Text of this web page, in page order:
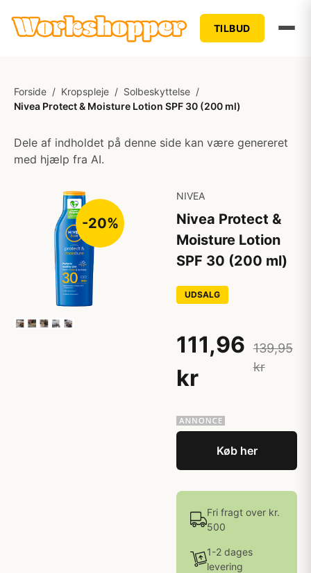
TILBUD
Forside / Kropspleje / Solbeskyttelse /
Nivea Protect & Moisture Lotion SPF 30 (200 ml)
Dele af indholdet på denne side kan være genereret
med hjælp fra AI.
-20%
NIVEA
Nivea Protect &
Moisture Lotion
SPF 30 (200 ml)
UDSALG
111,96
kr
139,95
kr
Køb her
Fri fragt over kr.
500
1-2 dages
levering